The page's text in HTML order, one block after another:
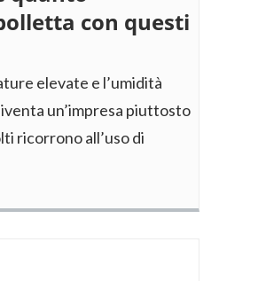
con questi
elevate e l’umidità
un’impresa piuttosto
ricorrono all’uso di